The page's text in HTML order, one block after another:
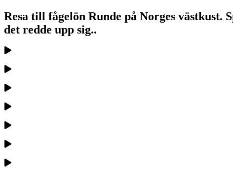
Resa till fågelön Runde på Norges
det redde upp sig..